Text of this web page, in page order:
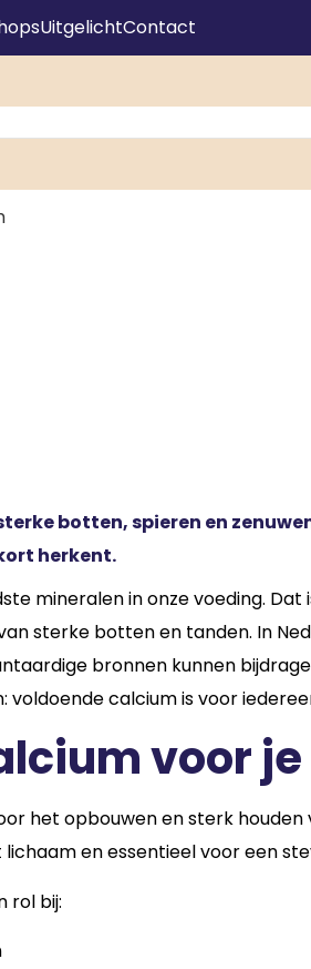
UitgelichtContact
botten, spieren en
herkent.
mineralen in onze voeding.
sterke botten en tanden. In
bronnen kunnen
calcium is voor
voor
het opbouwen en sterk
en essentieel voor een
rol bij: